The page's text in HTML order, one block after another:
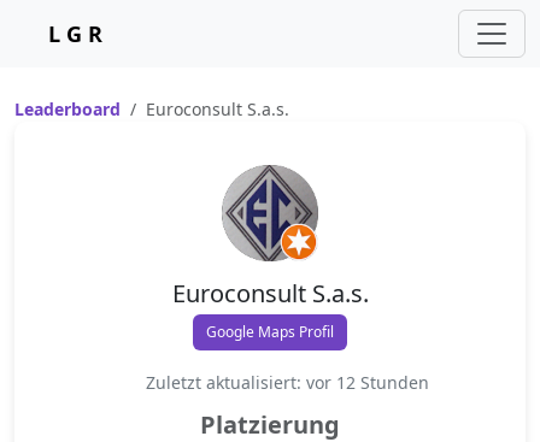
L G R
Leaderboard Euroconsult S.a.s.
Euroconsult S.a.s.
Google Maps Profil
Zuletzt aktualisiert: vor 12 Stunden
Platzierung